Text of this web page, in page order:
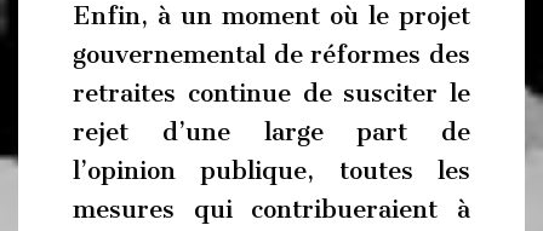
Enfin, à un moment où le projet
gouvernemental de réformes des
retraites continue de susciter le
rejet d’une large part de
l’opinion publique, toutes les
mesures qui contribueraient à